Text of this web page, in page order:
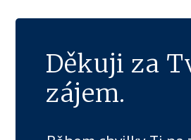
Děkuji za
zájem.